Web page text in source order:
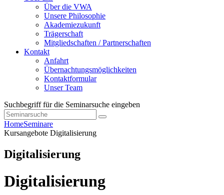
Über die VWA
Unsere Philosophie
Akademiezukunft
Trägerschaft
Mitgliedschaften / Partnerschaften
Kontakt
Anfahrt
Übernachtungsmöglichkeiten
Kontaktformular
Unser Team
Suchbegriff für die Seminarsuche eingeben
HomeSeminare
Kursangebote Digitalisierung
Digitalisierung
Digitalisierung